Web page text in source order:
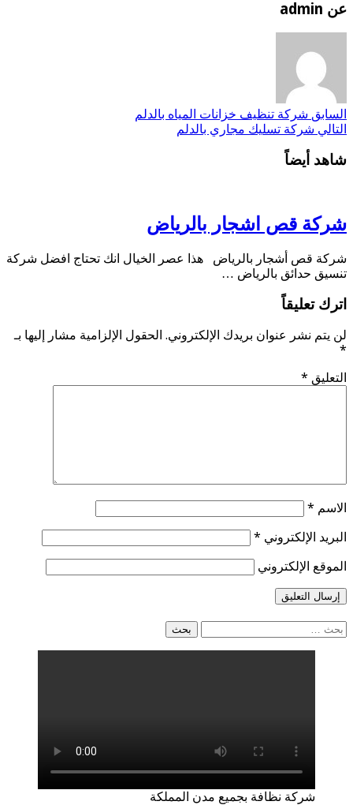
عن admin
السابق شركة تنظيف خزانات المياه بالدلم
التالي شركة تسليك مجاري بالدلم
شاهد أيضاً
شركة قص اشجار بالرياض
شركة قص أشجار بالرياض هذا عصر الخيال انك تحتاج افضل شركة
تنسيق حدائق بالرياض …
اترك تعليقاً
لن يتم نشر عنوان بريدك الإلكتروني. الحقول الإلزامية مشار إليها بـ
*
التعليق *
الاسم *
البريد الإلكتروني *
الموقع الإلكتروني
البحث
عن:
شركة نظافة بجميع مدن المملكة